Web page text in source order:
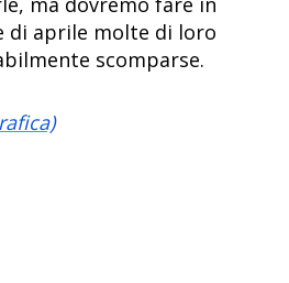
di aprile molte di loro
scomparse.